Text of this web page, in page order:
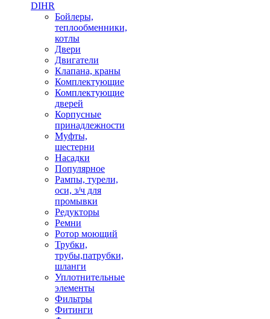
DIHR
Бойлеры,
теплообменники,
котлы
Двери
Двигатели
Клапана, краны
Комплектующие
Комплектующие
дверей
Корпусные
принадлежности
Муфты,
шестерни
Насадки
Популярное
Рампы, турели,
оси, з/ч для
промывки
Редукторы
Ремни
Ротор моющий
Трубки,
трубы,патрубки,
шланги
Уплотнительные
элементы
Фильтры
Фитинги